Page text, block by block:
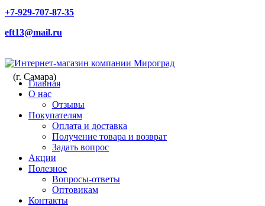
+7-929-707-87-35
eft13@mail.ru
(г. Самара)
Главная
О нас
Отзывы
Покупателям
Оплата и доставка
Получение товара и возврат
Задать вопрос
Акции
Полезное
Вопросы-ответы
Оптовикам
Контакты